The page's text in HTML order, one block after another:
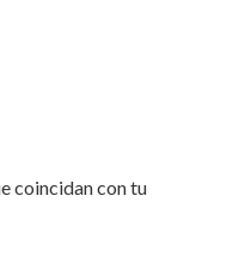
coincidan con tu